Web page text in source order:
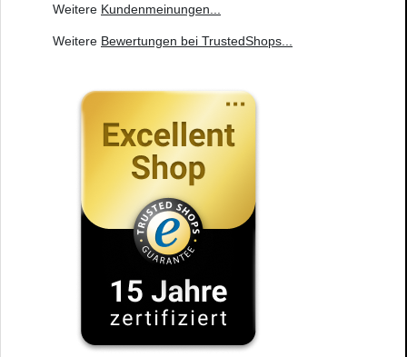
Weitere Kundenmeinungen
Weitere Bewertungen bei TrustedShops